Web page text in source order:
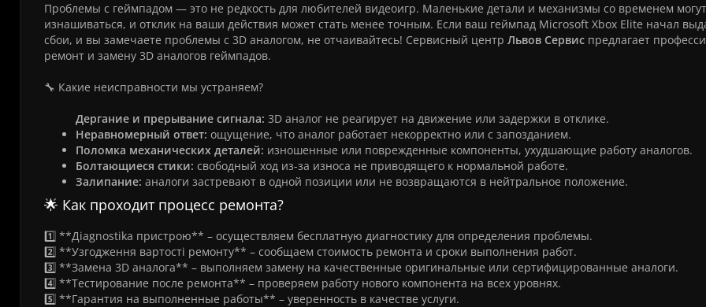
Проблемы с геймпадом — это не редкость для любителей видеоигр. Маленькие детали и механизмы со временем могут
изнашиваться, и отклик на ваши действия может стать менее точным. Если ваш геймпад Microsoft Xbox Elite начал
сбои, и вы замечаете проблемы с 3D аналогом, не отчаивайтесь! Сервисный центр Львов Сервис предлагает
ремонт и замену 3D аналогов геймпадов.
🔧 Какие неисправности мы устраняем?
Дергание и прерывание сигнала: 3D аналог не реагирует на движение или задержки в отклике.
Неравномерный ответ: ощущение, что аналог работает некорректно или с запозданием.
Поломка механических деталей: изношенные или поврежденные компоненты, ухудшающие работу аналогов.
Болтающиеся стики: свободный ход из-за износа не приводящего к нормальной работе.
Залипание: аналоги застревают в одной позиции или не возвращаются в нейтральное положение.
🌟 Как проходит процесс ремонта?
1️⃣ **Дiagnostika пристрою** – осуществляем бесплатную диагностику для определения проблемы.
2️⃣ **Узгодження вартості ремонту** – сообщаем стоимость ремонта и сроки выполнения работ.
3️⃣ **Замена 3D аналога** – выполняем замену на качественные оригинальные или сертифицированные аналоги.
4️⃣ **Тестирование после ремонта** – проверяем работу нового компонента на всех уровнях.
5️⃣ **Гарантия на выполненные работы** – уверенность в качестве услуги.